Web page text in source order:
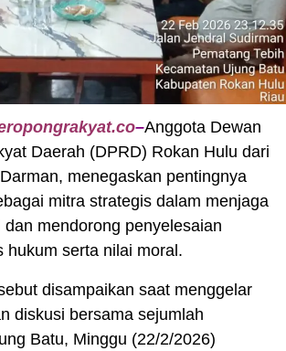
–Anggota Dewan
Daerah (DPRD) Rokan Hulu dari
menegaskan pentingnya
mitra strategis dalam menjaga
mendorong penyelesaian
hukum serta nilai moral.
disampaikan saat menggelar
diskusi bersama sejumlah
Batu, Minggu (22/2/2026)